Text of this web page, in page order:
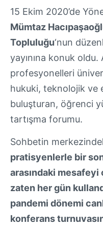
15 Ekim 2020’de
Mümtaz
Topluluğu‘nun
yayınına konuk
profesyonelleri
hukuki, teknolojik ve
buluşturan, öğrenci
tartışma forumu.
Sohbetin
pratisyenlerle bir
arasındaki
zaten her gün
pandemi dönemi
konferans